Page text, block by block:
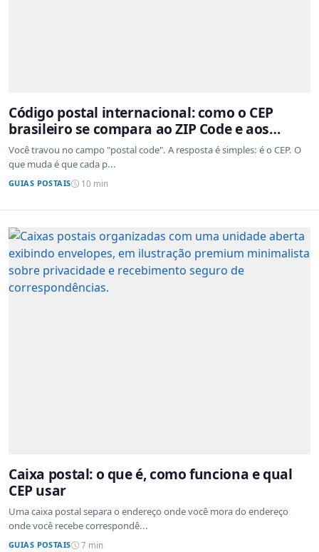
Código postal internacional: como o CEP
brasileiro se compara ao ZIP Code e aos
sistemas de outros países
Você travou no campo "postal code". A resposta é simples: é o CEP. O
que muda é que cada p...
GUIAS POSTAIS 10 min
Caixa postal: o que é, como funciona e qual
CEP usar
Uma caixa postal separa o endereço onde você mora do endereço
onde você recebe correspondê...
GUIAS POSTAIS 7 min